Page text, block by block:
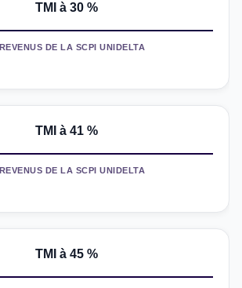
TMI à 30 %
DE LA SCPI UNIDELTA
TMI à 41 %
DE LA SCPI UNIDELTA
TMI à 45 %